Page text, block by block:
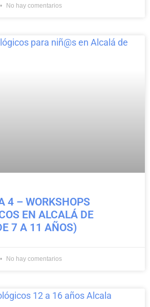
No hay comentarios
4 – WORKSHOPS
EN ALCALÁ DE
7 A 11 AÑOS)
No hay comentarios